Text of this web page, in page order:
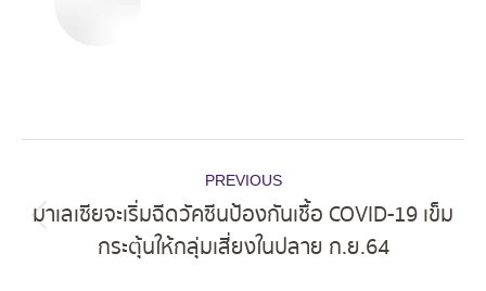
navigation
PREVIOUS
Previous
post:
มาเลเซียจะเริ่มฉีดวัคซีนป้องกันเชื้อ COVID-19 เข็ม
กระตุ้นให้กลุ่มเสี่ยงในปลาย ก.ย.64